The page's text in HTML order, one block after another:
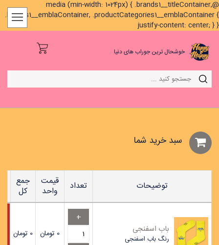
@media (min-width: 1024px) { .brands1__titleContainer,
.brands1__emblaContainer, .productCategories1__emblaContainer {
justify-content: center; } }
خوشحال ترین جوراب های دنیا
سبد خريد شما
توضیحات تعداد قیمت
واحد
جمع
کل
باب اسفنجی
رنگ باب اسفنجی 0 تومان 0 تومان